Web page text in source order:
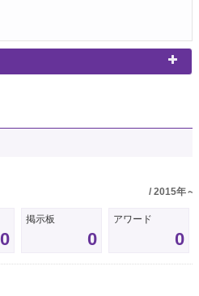
/ 2015年～
0
掲示板
0
アワード
0